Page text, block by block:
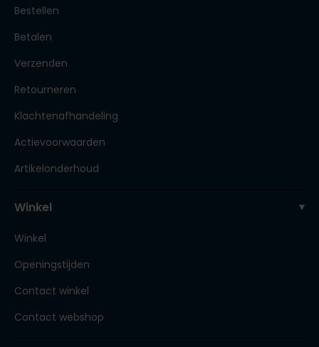
Bestellen
Betalen
Verzenden
Retourneren
Klachtenafhandeling
Actievoorwaarden
Artikelonderhoud
Winkel
Winkel
Openingstijden
Contact winkel
Contact webshop